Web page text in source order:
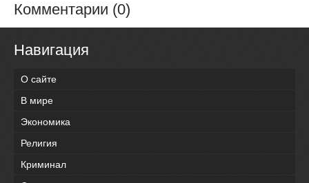
Комментарии (0)
Навигация
О сайте
В мире
Экономика
Религия
Криминал